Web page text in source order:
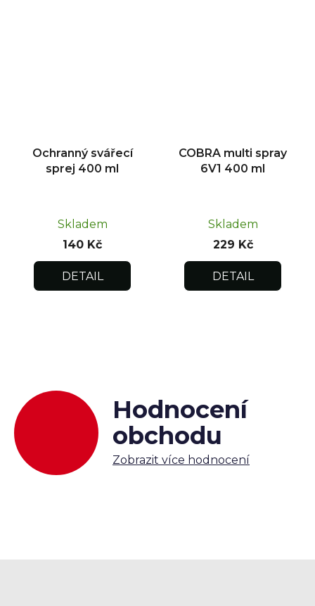
Ochranný svářecí
sprej 400 ml
Skladem
140 Kč
DETAIL
COBRA multi spray
6V1 400 ml
Skladem
229 Kč
DETAIL
Hodnocení
obchodu
Zobrazit více hodnocení